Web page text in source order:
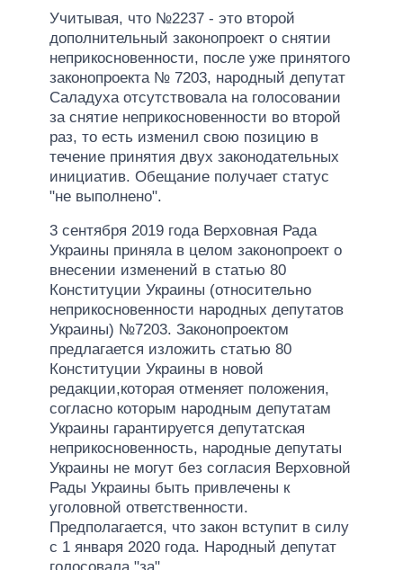
Учитывая, что №2237 - это второй
дополнительный законопроект о снятии
неприкосновенности, после уже принятого
законопроекта № 7203, народный депутат
Саладуха отсутствовала на голосовании
за снятие неприкосновенности во второй
раз, то есть изменил свою позицию в
течение принятия двух законодательных
инициатив. Обещание получает статус
"не выполнено".
3 сентября 2019 года Верховная Рада
Украины приняла в целом законопроект о
внесении изменений в статью 80
Конституции Украины (относительно
неприкосновенности народных депутатов
Украины) №7203. Законопроектом
предлагается изложить статью 80
Конституции Украины в новой
редакции,которая отменяет положения,
согласно которым народным депутатам
Украины гарантируется депутатская
неприкосновенность, народные депутаты
Украины не могут без согласия Верховной
Рады Украины быть привлечены к
уголовной ответственности.
Предполагается, что закон вступит в силу
с 1 января 2020 года. Народный депутат